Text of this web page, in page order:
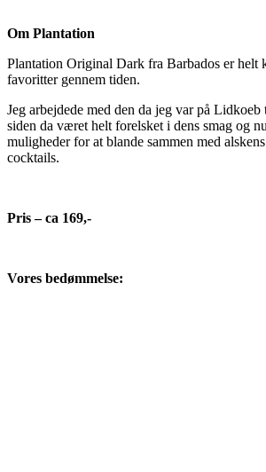
Om Plantation
Plantation Original Dark fra Barbados er helt
favoritter gennem tiden.
Jeg arbejdede med den da jeg var på
siden da været helt forelsket i dens smag og
muligheder for at blande sammen med
cocktails.
Pris – ca 169,-
Vores bedømmelse: